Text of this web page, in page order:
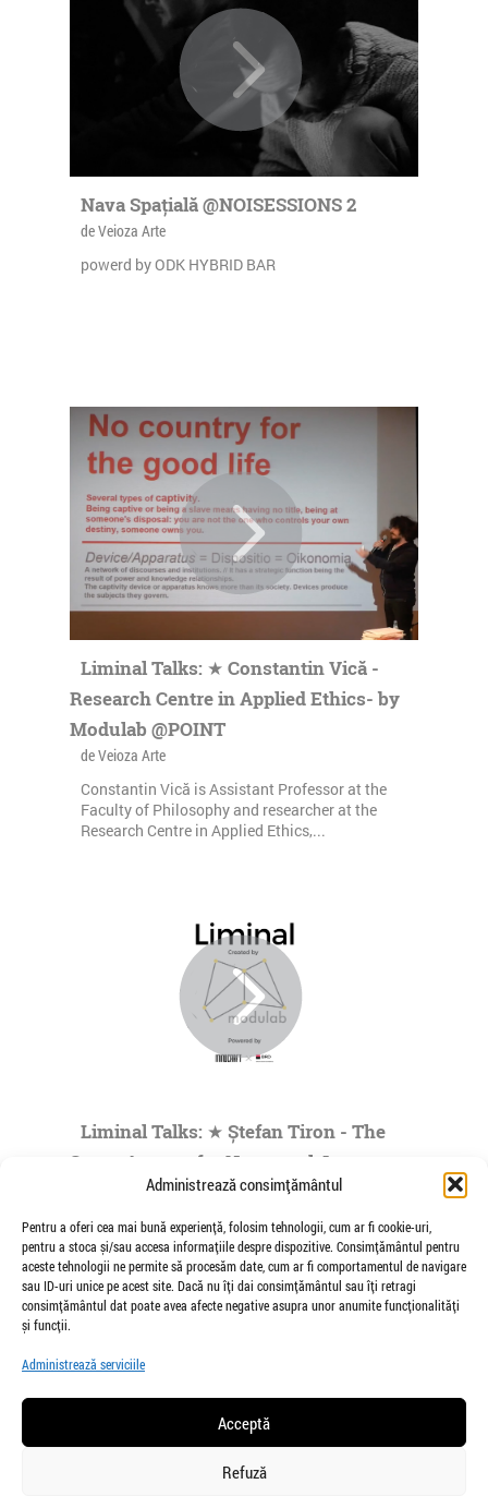
Administrează consimțământul
Pentru a oferi cea mai bună experiență, folosim tehnologii, cum ar fi cookie-uri,
pentru a stoca și/sau accesa informațiile despre dispozitive. Consimțământul pentru
aceste tehnologii ne permite să procesăm date, cum ar fi comportamentul de navigare
sau ID-uri unice pe acest site. Dacă nu îți dai consimțământul sau îți retragi
consimțământul dat poate avea afecte negative asupra unor anumite funcționalități
și funcții.
Administrează serviciile
Acceptă
Refuză
Nava Spațială @NOISESSIONS 2
de Veioza Arte
powerd by ODK HYBRID BAR
Liminal Talks: ★ Constantin Vică -
Research Centre in Applied Ethics- by
Modulab @POINT
de Veioza Arte
Constantin Vică is Assistant Professor at the
Faculty of Philosophy and researcher at the
Research Centre in Applied Ethics,...
Liminal Talks: ★ Ștefan Tiron - The
Space Agency for Nocturnal Journeys
to the Origins of the Universe- by
Modulab @POINT
de Veioza Arte
Stefan Tiron is an artist living and working
between Bucharest and Berlin. He is the founder